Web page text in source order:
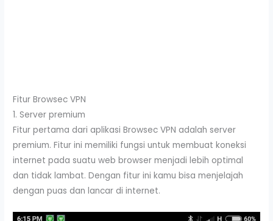
Fitur Browsec VPN
1. Server premium
Fitur pertama dari aplikasi Browsec VPN adalah server
premium. Fitur ini memiliki fungsi untuk membuat koneksi
internet pada suatu web browser menjadi lebih optimal
dan tidak lambat. Dengan fitur ini kamu bisa menjelajah
dengan puas dan lancar di internet.